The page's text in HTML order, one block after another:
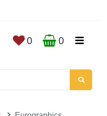
0 0